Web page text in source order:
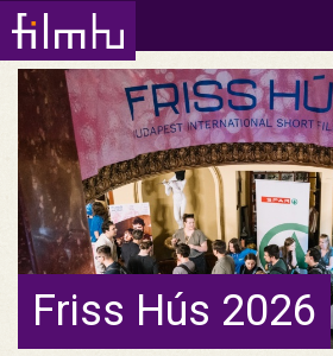
Friss Hús 2026